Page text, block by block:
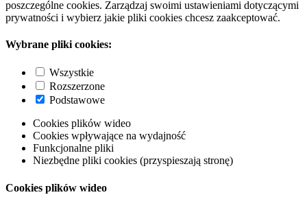
poszczególne cookies. Zarządzaj swoimi ustawieniami dotyczącymi
prywatności i wybierz jakie pliki cookies chcesz zaakceptować.
Wybrane pliki cookies:
Wszystkie
Rozszerzone
Podstawowe
Cookies plików wideo
Cookies wpływające na wydajność
Funkcjonalne pliki
Niezbędne pliki cookies (przyspieszają stronę)
Cookies plików wideo